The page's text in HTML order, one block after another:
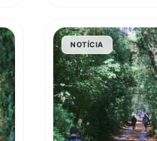
NOTÍCIA